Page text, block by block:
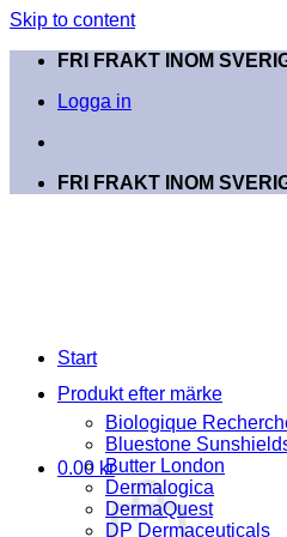
Skip to content
FRI FRAKT INOM
Logga in
FRI FRAKT INOM
0.00 kr
Start
Produkt efter märke
Biologique
Bluestone
Butter London
Dermalogica
DermaQuest
DP Dermaceuticals